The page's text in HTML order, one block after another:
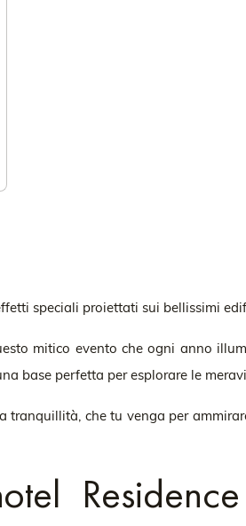
speciali proiettati sui bellissimi
mitico evento che ogni anno
base perfetta per esplorare le
tranquillità, che tu venga per